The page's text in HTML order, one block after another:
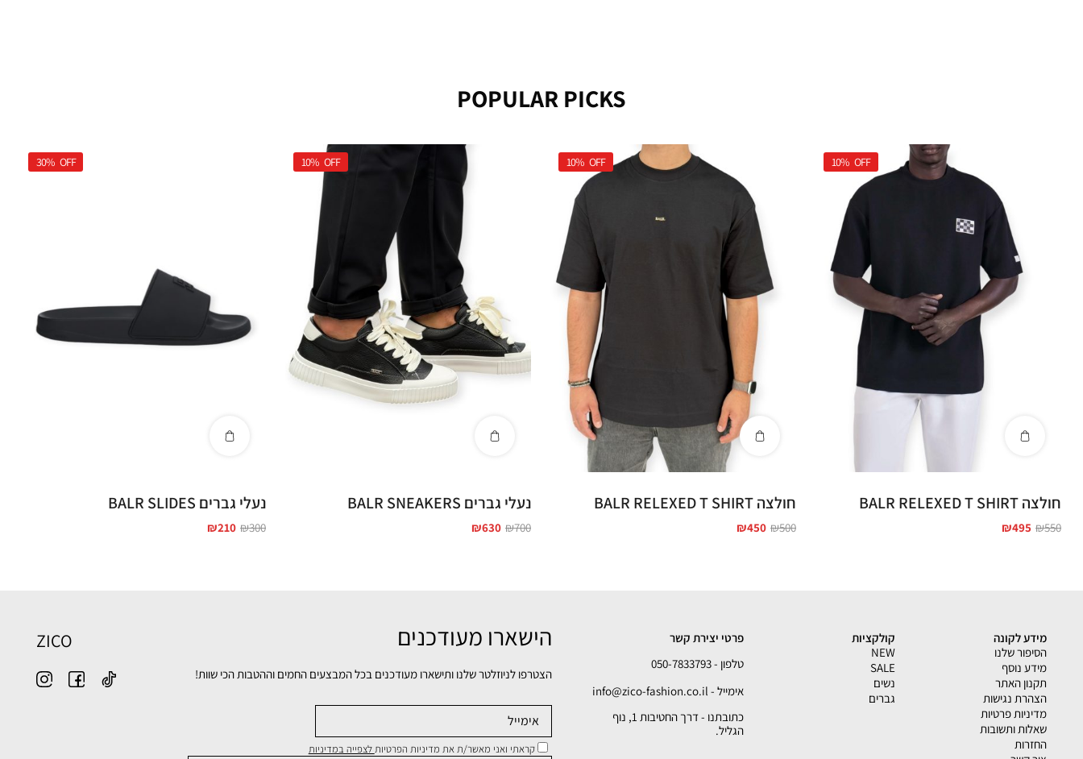
POPULAR PICKS
10% OFF
חולצה BALR RELEXED T SHIRT
₪550
₪495
10% OFF
חולצה BALR RELEXED T SHIRT
₪500
₪450
10% OFF
נעלי גברים BALR SNEAKERS
₪700
₪630
30% OFF
נעלי גברים BALR SLIDES
₪300
₪210
מידע לקונה
הסיפור שלנו
מידע נוסף
תקנון האתר
הצהרת נגישות
מדיניות פרטיות
שאלות ותשובות
החזרות
קולקציות
NEW
SALE
נשים
גברים
פרטי יצירת קשר
טלפון - 050-7833793
אימייל - info@zico-fashion.co.il
כתובתנו - דרך החטיבות 1, נוף
הגליל.
הישארו מעודכנים
הצטרפו לניוזלטר שלנו ותישארו מעודכנים בכל המבצעים החמים וההטבות הכי שוות!
קראתי ואני מאשר/ת את מדיניות הפרטיותלצפייה במדיניות
ZICO